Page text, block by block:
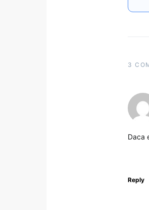
3
Daca
Reply